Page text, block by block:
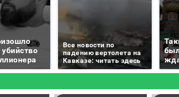
Все новости по
падению вертолета на
Кавказе: читать здесь